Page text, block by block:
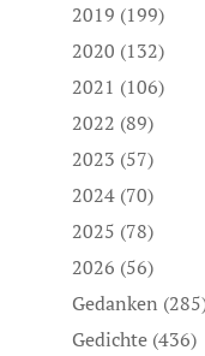
2019 (199)
2020 (132)
2021 (106)
2022 (89)
2023 (57)
2024(70)
2025 (78)
2026 (56)
Gedanken
Gedichte(436)